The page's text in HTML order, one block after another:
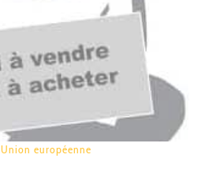
Union européenne